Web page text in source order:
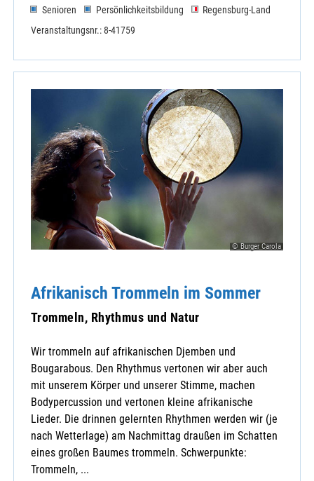
Senioren
Persönlichkeitsbildung
Regensburg-Land
Veranstaltungsnr.: 8-41759
© Burger Carola
Afrikanisch Trommeln im Sommer
Trommeln, Rhythmus und Natur
Wir trommeln auf afrikanischen Djemben und
Bougarabous. Den Rhythmus vertonen wir aber auch
mit unserem Körper und unserer Stimme, machen
Bodypercussion und vertonen kleine afrikanische
Lieder. Die drinnen gelernten Rhythmen werden wir (je
nach Wetterlage) am Nachmittag draußen im Schatten
eines großen Baumes trommeln. Schwerpunkte:
Trommeln, ...